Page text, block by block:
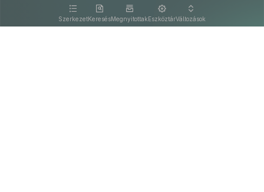
SzerkezetKeresésMegnyitottakEszköztárVáltozások
kattintva olvashat.